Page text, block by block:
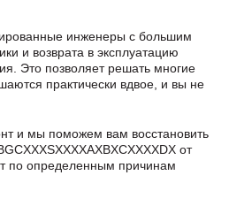
инженеры с большим
и возврата в эксплуатацию
Это позволяет решать многие
практически вдвое, и вы не
и мы поможем вам восстановить
от
по определенным причинам